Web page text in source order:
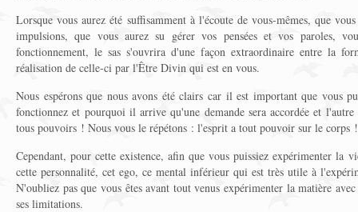
Lorsque vous aurez été suffisamment à l'écoute de vous-mêmes, que
impulsions, que vous aurez su gérer vos pensées et vos paroles,
fonctionnement, le sas s'ouvrira d'une façon extraordinaire entre la
réalisation de celle-ci par l'Être Divin qui est en vous.
Nous espérons que nous avons été clairs car il est important que vous
fonctionnez et pourquoi il arrive qu'une demande sera accordée et
tous pouvoirs ! Nous vous le répétons : l'esprit a tout pouvoir sur le corps !
Cependant, pour cette existence, afin que vous puissiez expérimenter la
cette personnalité, cet ego, ce mental inférieur qui est très utile à
N'oubliez pas que vous êtes avant tout venus expérimenter la matière
ses limitations.